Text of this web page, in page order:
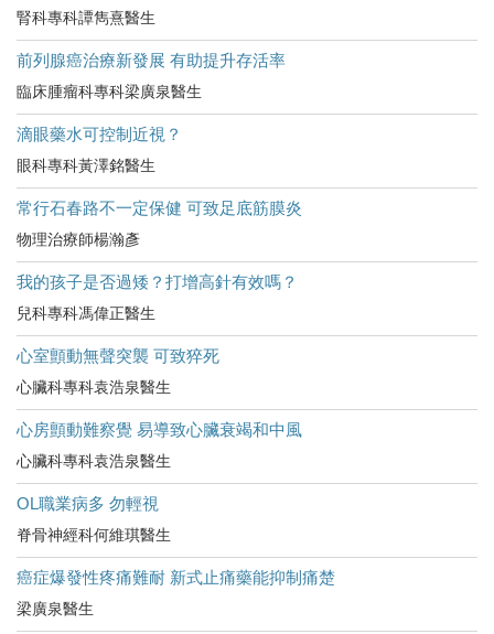
腎科專科譚雋熹醫生
前列腺癌治療新發展 有助提升存活率
臨床腫瘤科專科梁廣泉醫生
滴眼藥水可控制近視？
眼科專科黃澤銘醫生
常行石春路不一定保健 可致足底筋膜炎
物理治療師楊瀚彥
我的孩子是否過矮？打增高針有效嗎？
兒科專科馮偉正醫生
心室顫動無聲突襲 可致猝死
心臟科專科袁浩泉醫生
心房顫動難察覺 易導致心臟衰竭和中風
心臟科專科袁浩泉醫生
OL職業病多 勿輕視
脊骨神經科何維琪醫生
癌症爆發性疼痛難耐 新式止痛藥能抑制痛楚
梁廣泉醫生